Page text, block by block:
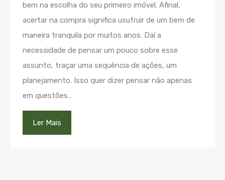
bem na escolha do seu primeiro imóvel. Afinal,
acertar na compra significa usufruir de um bem de
maneira tranquila por muitos anos. Daí a
necessidade de pensar um pouco sobre esse
assunto, traçar uma sequência de ações, um
planejamento. Isso quer dizer pensar não apenas
em questões…
Ler Mais